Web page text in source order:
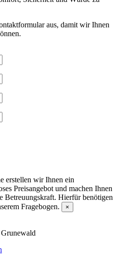
aus, damit wir Ihnen
erstellen wir Ihnen ein
Preisangebot und machen Ihnen
Betreuungskraft. Hierfür benötigen
Fragebogen.
×